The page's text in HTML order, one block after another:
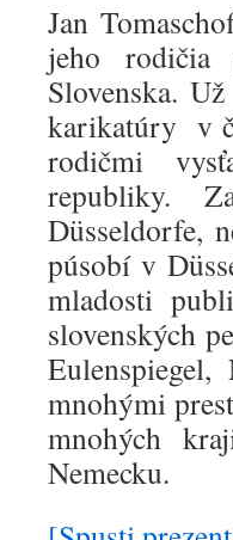
Jan
jeho rodičia
Slovenska.
karikatúry v
rodičmi
republiky.
Düsseldorfe,
púsobí v
mladosti
slovenských
mnohými
mnohých
Nemecku.